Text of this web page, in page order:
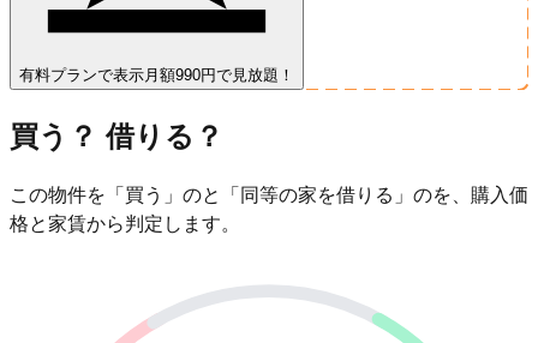
有料プランで表示 月額990円で見放題！
買う？ 借りる？
この物件を「買う」のと「同等の家を借りる」のを、購入価
格と家賃から判定します。